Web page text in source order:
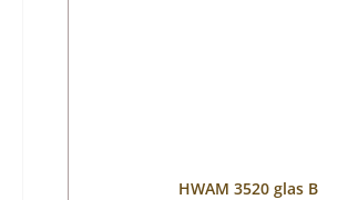
HWAM 3520 glas B